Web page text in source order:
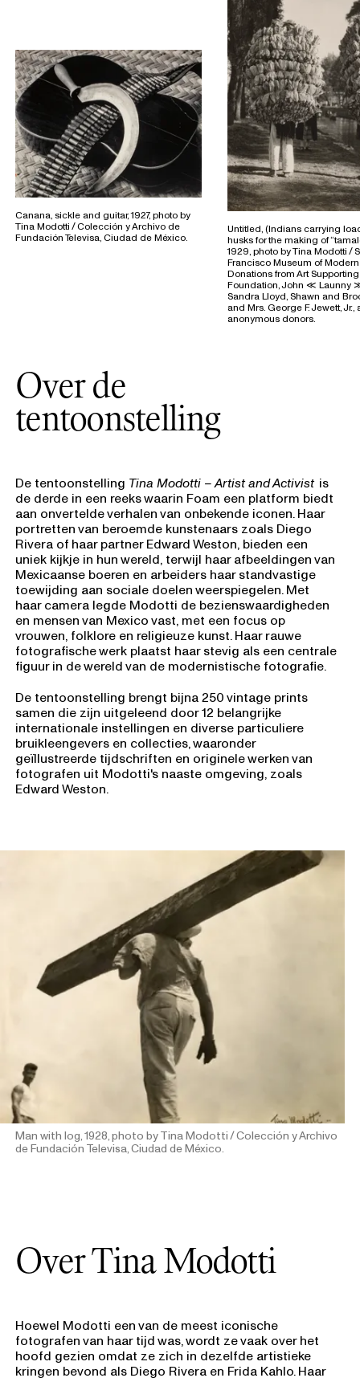
Canana, sickle and guitar, 1927, photo by
Tina Modotti / Colección y Archivo de
Fundación Televisa, Ciudad de México.
Untitled, (Indians carrying
husks for the making of
1929, photo by Tina Modotti /
Francisco Museum of Modern
Donations from Art Supporting
Foundation, John ≪ Launny
Sandra Lloyd, Shawn and
and Mrs. George F. Jewett, Jr.,
anonymous donors.
Over de
tentoonstelling
De tentoonstelling Tina Modotti – Artist and Activist is
de derde in een reeks waarin Foam een platform biedt
aan onvertelde verhalen van onbekende iconen. Haar
portretten van beroemde kunstenaars zoals Diego
Rivera of haar partner Edward Weston, bieden een
uniek kijkje in hun wereld, terwijl haar afbeeldingen van
Mexicaanse boeren en arbeiders haar standvastige
toewijding aan sociale doelen weerspiegelen. Met
haar camera legde Modotti de bezienswaardigheden
en mensen van Mexico vast, met een focus op
vrouwen, folklore en religieuze kunst. Haar rauwe
fotografische werk plaatst haar stevig als een centrale
figuur in de wereld van de modernistische fotografie.
De tentoonstelling brengt bijna 250 vintage prints
samen die zijn uitgeleend door 12 belangrijke
internationale instellingen en diverse particuliere
bruikleengevers en collecties, waaronder
geïllustreerde tijdschriften en originele werken van
fotografen uit Modotti's naaste omgeving, zoals
Edward Weston.
Man with log, 1928, photo by Tina Modotti / Colección y Archivo
de Fundación Televisa, Ciudad de México.
Over Tina Modotti
Hoewel Modotti een van de meest iconische
fotografen van haar tijd was, wordt ze vaak over het
hoofd gezien omdat ze zich in dezelfde artistieke
kringen bevond als Diego Rivera en Frida Kahlo. Haar